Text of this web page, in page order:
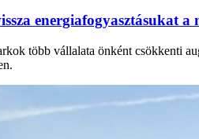
energiafogyasztásukat
több vállalata önként csökkenti